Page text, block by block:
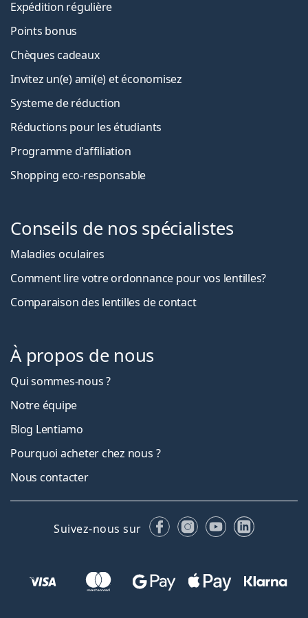
Expédition régulière
Points bonus
Chèques cadeaux
Invitez un(e) ami(e) et économisez
Systeme de réduction
Réductions pour les étudiants
Programme d'affiliation
Shopping eco-responsable
Conseils de nos spécialistes
Maladies oculaires
Comment lire votre ordonnance pour vos lentilles?
Comparaison des lentilles de contact
À propos de nous
Qui sommes-nous ?
Notre équipe
Blog Lentiamo
Pourquoi acheter chez nous ?
Nous contacter
Suivez-nous sur FacebookInstagram
YouTubeLinkedIn